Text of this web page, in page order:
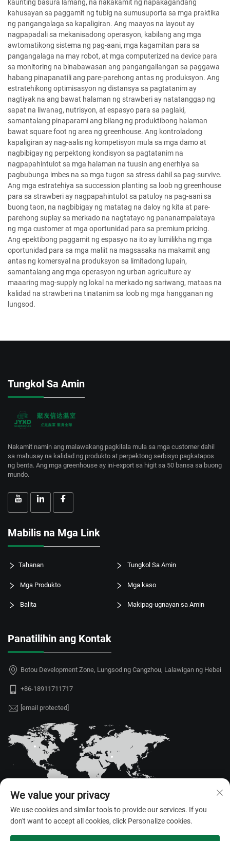
kaunting basura lamang, na nakakamit ng napakagandang
kahusayan sa paggamit ng tubig na sumusuporta sa mga praktika
ng pangangalaga sa kapaligiran. Ang maayos na layout ay
nagpapadali sa mekanisadong operasyon, kabilang ang mga
awtomatikong sistema ng pag-aani, mga kagamitan para sa
pangangalaga na may robot, at mga computerized na device para
sa monitoring na binabawasan ang pangangailangan sa paggawa
habang pinapanatili ang pare-parehong antas ng produksyon. Ang
estratehikong optimisasyon ng distansya sa pagtatanim ay
nagtiyak na ang bawat halaman ng strawberi ay natatanggap ng
sapat na liwanag, nutrisyon, at espasyo para sa paglaki,
samantalang pinaparami ang bilang ng produktibong halaman
bawat square foot ng area ng greenhouse. Ang kontroladong
kapaligiran ay nag-aalis ng kompetisyon mula sa mga damo at
nagbibigay ng perpektong kondisyon sa pagtatanim na
nagpapahintulot sa mga halaman na tuusin ang enerhiya sa
pagbubunga imbes na sa mga tugon sa stress dahil sa pag-survive.
Ang mga estratehiya sa succession planting sa loob ng greenhouse
para sa strawberi ay nagpapahintulot sa patuloy na pag-aani sa
buong taon, na nagbibigay ng matatag na daloy ng kita at pare-
parehong suplay sa merkado na nagtatayo ng pananampalataya
ng mga customer at mga oportunidad para sa premium pricing.
Ang epektibong paggamit ng espasyo na ito ay lumilikha ng mga
oportunidad para sa mga maliit na magsasaka na makamit ang
antas ng komersyal na produksyon sa limitadong lupain,
samantalang ang mga operasyon ng urban agriculture ay
maaaring mag-supply ng lokal na merkado ng sariwang, mataas na
kalidad na strawberi na tinatanim sa loob ng mga hangganan ng
lungsod.
Tungkol Sa Amin
Nakamit namin ang malawakang pagkilala mula sa mga customer dahil
sa mahusay na kalidad ng produkto at perpektong serbisyo pagkatapos
ng benta. Ang mga greenhouse ay ini-export sa higit sa 50 bansa sa buong
mundo.
Mabilis na Mga Link
Tahanan Tungkol Sa Amin
Mga Produkto Mga kaso
Balita Makipag-ugnayan sa Amin
Panatilihin ang Kontak
Botou Development Zone, Lungsod ng Cangzhou, Lalawigan ng Hebei
+86-18911711717
[email protected]
We value your privacy
We use cookies and similar tools to provide our services. If you
don't want to accept all cookies, click Personalize cookies.